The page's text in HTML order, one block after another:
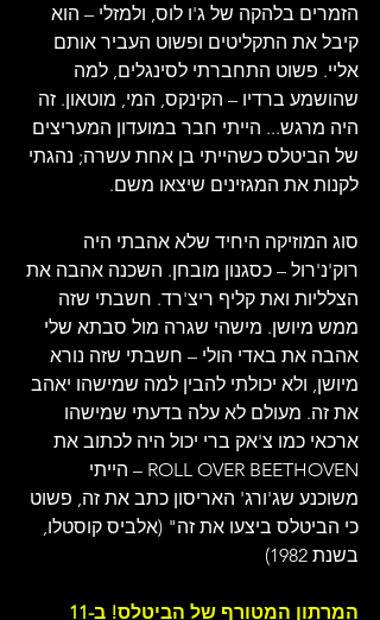
הזמרים בלהקה של ג'ו לוס, ולמזלי – הוא
קיבל את התקליטים ופשוט העביר אותם
אליי. פשוט התחברתי לסינגלים, למה
שהושמע ברדיו – הקינקס, המי, מוטאון. זה
היה מרגש... הייתי חבר במועדון המעריצים
של הביטלס כשהייתי בן אחת עשרה; נהגתי
לקנות את המגזינים שיצאו משם.
סוג המוזיקה היחיד שלא אהבתי היה
רוק'נ'רול – כסגנון מובחן. השכנה אהבה את
הצלליות ואת קליף ריצ'רד. חשבתי שזה
ממש מיושן. מישהי שגרה מול סבתא שלי
אהבה את באדי הולי – חשבתי שזה נורא
מיושן, ולא יכולתי להבין למה שמישהו יאהב
את זה. מעולם לא עלה בדעתי שמישהו
ארכאי כמו צ'אק ברי יכול היה לכתוב את
ROLL OVER BEETHOVEN – הייתי
משוכנע שג'ורג' האריסון כתב את זה, פשוט
כי הביטלס ביצעו את זה" (אלביס קוסטלו,
בשנת 1982)